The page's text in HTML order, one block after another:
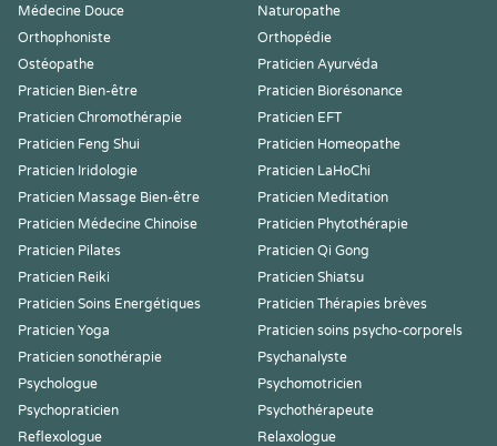
Médecine Douce
Naturopathe
Orthophoniste
Orthopédie
Ostéopathe
Praticien Ayurvéda
Praticien Bien-être
Praticien Biorésonance
Praticien Chromothérapie
Praticien EFT
Praticien Feng Shui
Praticien Homeopathe
Praticien Iridologie
Praticien LaHoChi
Praticien Massage Bien-être
Praticien Meditation
Praticien Médecine Chinoise
Praticien Phytothérapie
Praticien Pilates
Praticien Qi Gong
Praticien Reiki
Praticien Shiatsu
Praticien Soins Energétiques
Praticien Thérapies brèves
Praticien Yoga
Praticien soins psycho-corporels
Praticien sonothérapie
Psychanalyste
Psychologue
Psychomotricien
Psychopraticien
Psychothérapeute
Reflexologue
Relaxologue